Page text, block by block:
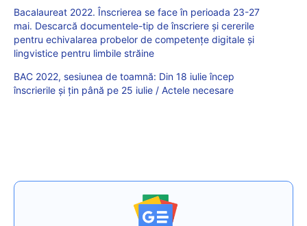
Bacalaureat 2022. Înscrierea se face în perioada 23-27
mai. Descarcă documentele-tip de înscriere și cererile
pentru echivalarea probelor de competențe digitale și
lingvistice pentru limbile străine
BAC 2022, sesiunea de toamnă: Din 18 iulie încep
înscrierile și țin până pe 25 iulie / Actele necesare